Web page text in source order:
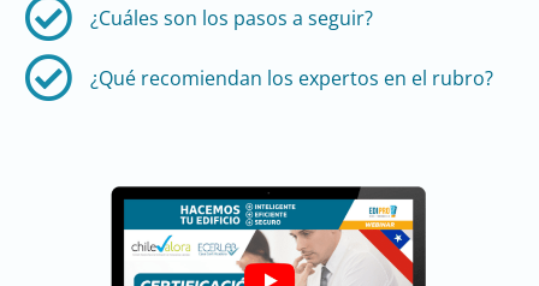
¿Cuáles son los pasos a seguir?​​
¿Qué recomiendan los expertos en el rubro?